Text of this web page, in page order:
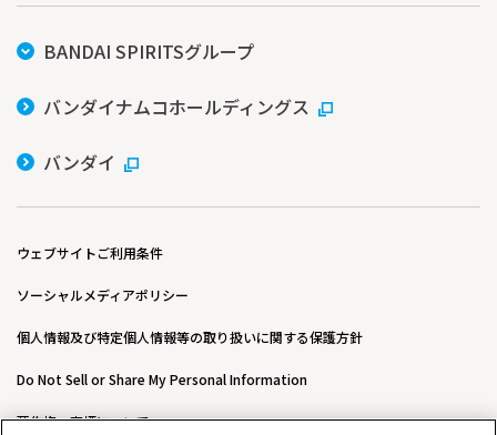
BANDAI SPIRITSグループ
バンダイナムコホールディングス
バンダイ
ウェブサイトご利用条件
ソーシャルメディアポリシー
個人情報及び特定個人情報等の取り扱いに関する保護方針
Do Not Sell or Share My Personal Information
著作権・商標について